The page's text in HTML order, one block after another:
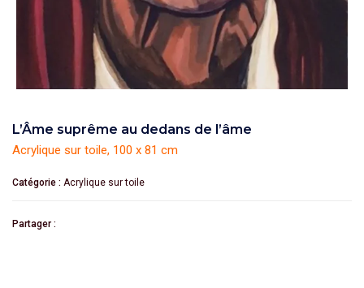
L’Âme suprême au dedans de l’âme
Acrylique sur toile, 100 x 81 cm
Catégorie : Acrylique sur toile
Partager :